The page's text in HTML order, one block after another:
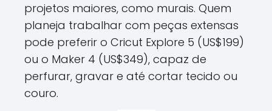
projetos maiores, como murais. Quem
planeja trabalhar com peças extensas
pode preferir o Cricut Explore 5 (US$199)
ou o Maker 4 (US$349), capaz de
perfurar, gravar e até cortar tecido ou
couro.